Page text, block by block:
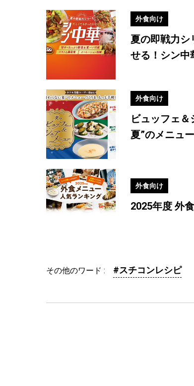
#ポテトサラダ #外食 #客単価UP
外食向け
夏の即戦力シ
せる！シン中
外食向け
ビュッフェ＆
夏”のメニュ
外食向け
2025年度 外
その他のワード : #スチコンレシピ